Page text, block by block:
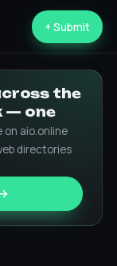
+ Submit
the
— one
on aio.online
directories